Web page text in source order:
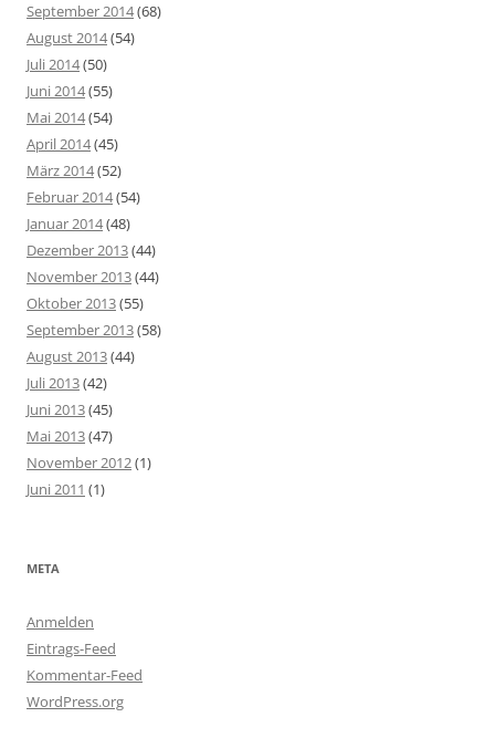
September 2014(68)
August 2014(54)
Juli 2014(50)
Juni 2014(55)
Mai 2014(54)
April 2014(45)
März 2014(52)
Februar 2014(54)
Januar 2014(48)
Dezember 2013(44)
November 2013(44)
Oktober 2013(55)
September 2013(58)
August 2013(44)
Juli 2013(42)
Juni 2013(45)
Mai 2013(47)
November 2012(1)
Juni 2011 (1)
META
Anmelden
Eintrags-Feed
Kommentar-Feed
WordPress.org